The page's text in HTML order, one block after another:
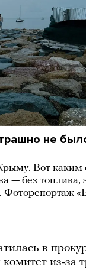
не
Вот каким
— без топлива,
Фоторепортаж
в
из-за